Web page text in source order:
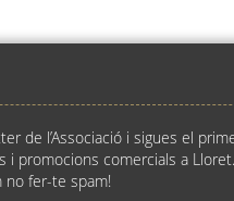
de l’Associació i sigues el
i promocions comercials a
no fer-te spam!